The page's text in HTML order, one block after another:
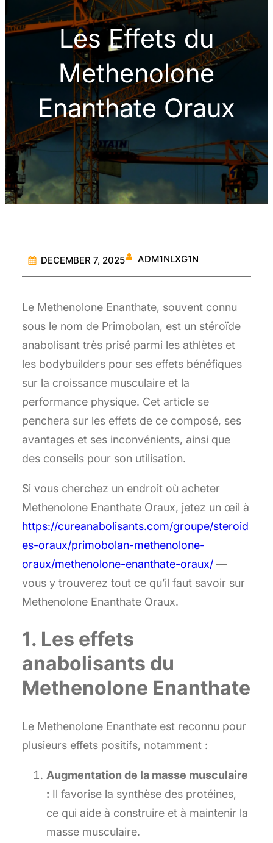
Les Effets du
Methenolone
Enanthate Oraux
DECEMBER 7, 2025 ADM1NLXG1N
Le Methenolone Enanthate, souvent connu
sous le nom de Primobolan, est un stéroïde
anabolisant très prisé parmi les athlètes et
les bodybuilders pour ses effets bénéfiques
sur la croissance musculaire et la
performance physique. Cet article se
penchera sur les effets de ce composé, ses
avantages et ses inconvénients, ainsi que
des conseils pour son utilisation.
Si vous cherchez un endroit où acheter
Methenolone Enanthate Oraux, jetez un œil à
https://cureanabolisants.com/groupe/steroid
es-oraux/primobolan-methenolone-
oraux/methenolone-enanthate-oraux/ —
vous y trouverez tout ce qu’il faut savoir sur
Methenolone Enanthate Oraux.
1. Les effets
anabolisants du
Methenolone Enanthate
Le Methenolone Enanthate est reconnu pour
plusieurs effets positifs, notamment :
Augmentation de la masse musculaire
: Il favorise la synthèse des protéines,
ce qui aide à construire et à maintenir la
masse musculaire.